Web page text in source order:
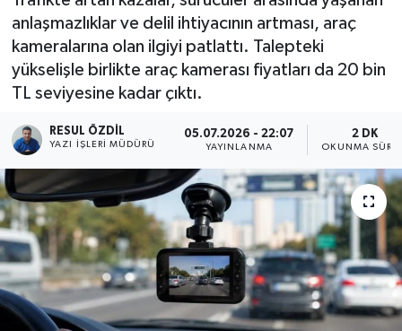
anlaşmazlıklar ve delil ihtiyacının artması, araç
kameralarına olan ilgiyi patlattı. Talepteki
yükselişle birlikte araç kamerası fiyatları da 20 bin
TL seviyesine kadar çıktı.
RESUL ÖZDIL
YAZI İŞLERI MÜDÜRÜ
05.07.2026 - 22:07
YAYINLANMA
2 DK
OKUNMA